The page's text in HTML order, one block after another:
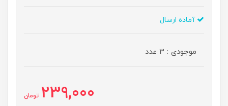
آماده ارسال
موجودی : 3 عدد
239,000 تومان